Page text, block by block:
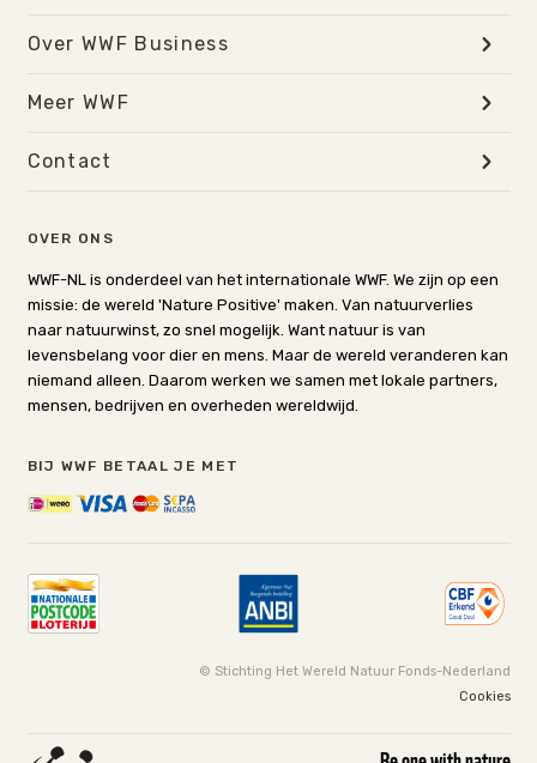
OVER ONS
WWF-NL is onderdeel van het internationale WWF. We zijn op een
missie: de wereld 'Nature Positive' maken. Van natuurverlies
naar natuurwinst, zo snel mogelijk. Want natuur is van
levensbelang voor dier en mens. Maar de wereld veranderen kan
niemand alleen. Daarom werken we samen met lokale partners,
mensen, bedrijven en overheden wereldwijd.
BIJ WWF BETAAL JE MET
Over WWF Business
Meer WWF
Contact
© Stichting Het Wereld Natuur Fonds-Nederland
Cookies